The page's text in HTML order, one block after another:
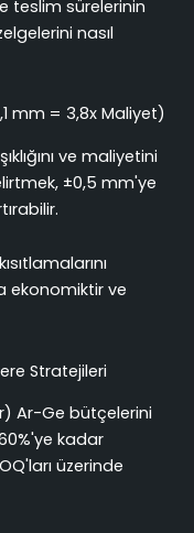
teslim sürelerinin
nasıl
mm = 3,8x Maliyet)
ve maliyetini
±0,5 mm'ye
ekonomiktir ve
Stratejileri
Ar-Ge bütçelerini
kadar
üzerinde